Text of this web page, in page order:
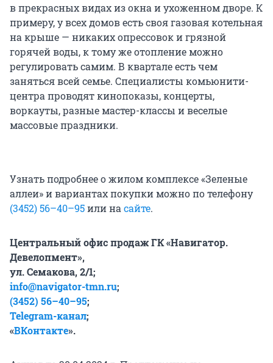
в прекрасных видах из окна и ухоженном дворе. К
примеру, у всех домов есть своя газовая котельная
на крыше — никаких опрессовок и грязной
горячей воды, к тому же отопление можно
регулировать самим. В квартале есть чем
заняться всей семье. Специалисты комьюнити-
центра проводят кинопоказы, концерты,
воркауты, разные мастер-классы и веселые
массовые праздники.
Узнать подробнее о жилом комплексе «Зеленые
аллеи» и вариантах покупки можно по телефону
(3452) 56–40–95или на сайте.
Центральный офис продаж ГК «Навигатор.
Девелопмент»,
ул. Семакова, 2/1;
info@navigator-tmn.ru;
(3452) 56–40–95;
Telegram-канал;
«ВКонтакте».